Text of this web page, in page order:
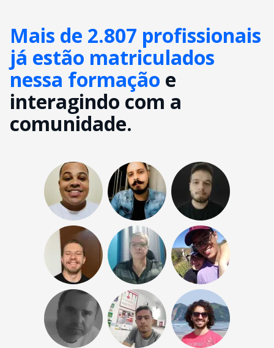
Mais de 2.807 profissionais
já estão matriculados
nessa formação e
interagindo com a
comunidade.